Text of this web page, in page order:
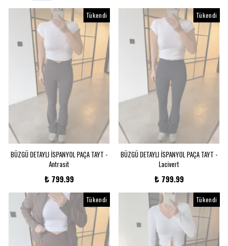
Tükendi
BÜZGÜ DETAYLI İSPANYOL PAÇA TAYT -
Antrasit
₺ 799.99
Tükendi
BÜZGÜ DETAYLI İSPANYOL PAÇA TAYT -
Lacivert
₺ 799.99
Tükendi Tükendi